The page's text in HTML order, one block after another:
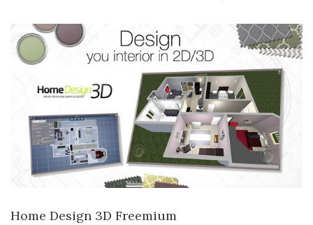
Home Design 3D Freemium